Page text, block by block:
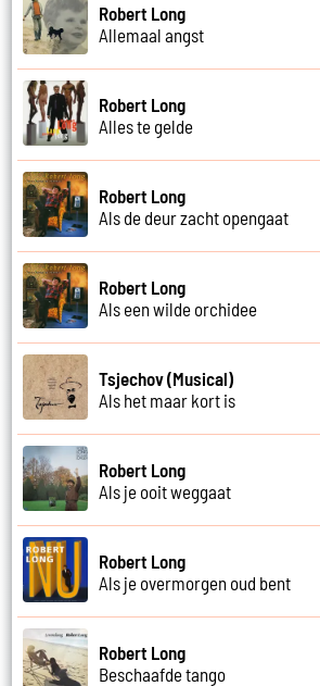
Robert Long
Allemaal angst
Robert Long
Alles te gelde
Robert Long
Als de deur zacht opengaat
Robert Long
Als een wilde orchidee
Tsjechov (Musical)
Als het maar kort is
Robert Long
Als je ooit weggaat
Robert Long
Als je overmorgen oud bent
Robert Long
Beschaafde tango